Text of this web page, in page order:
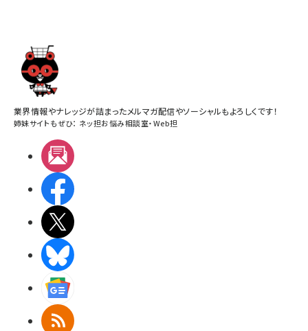
業界情報やナレッジが詰まったメルマガ配信やソーシャルもよろしくです！
姉妹サイトもぜひ： ネッ担お悩み相談室・Web担
RSS